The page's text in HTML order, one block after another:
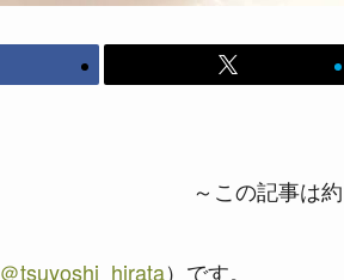
～この記事は
＠tsuyoshi_hirata）です。